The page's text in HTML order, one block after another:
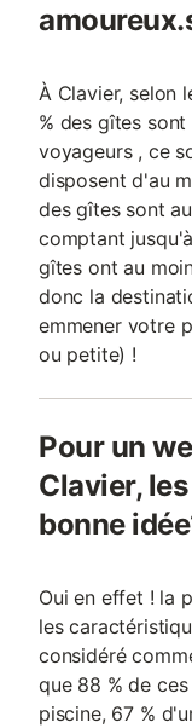
À Clavier, selon
% des gîtes
voyageurs , ce
disposent d'au
des gîtes sont
comptant
gîtes ont au
donc la
emmener votre
ou petite) !
Pour un
Clavier,
bonne
Oui en effet ! la
les
considéré
que 88 % de
piscine, 67 %